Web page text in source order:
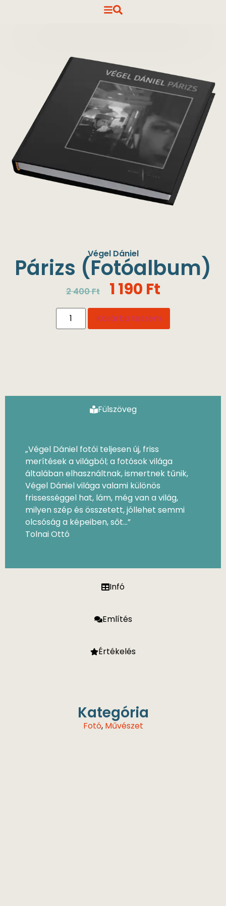
Végel Dániel
Párizs (Fotóalbum)
2 400Ft 1 190 Ft
Kosárba teszem
Fülszöveg
Infó
Említés
Értékelés
„Végel Dániel fotói teljesen új, friss
merítések a világból; a fotósok világa
általában elhasználtnak, ismertnek tűnik,
Végel Dániel világa valami különös
frissességgel hat, lám, még van a világ,
milyen szép és összetett, jóllehet semmi
olcsóság a képeiben, sőt…”
Tolnai Ottó
Kategória
Fotó, Művészet